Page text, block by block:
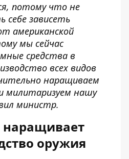
потому что не
себе зависеть
американской
мы сейчас
средства в
всех видов
наращиваем
милитаризуем нашу
министр.
оружия